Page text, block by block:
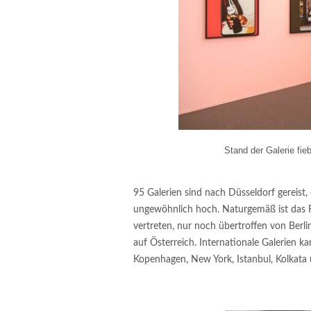
Stand der Galerie
95 Galerien sind nach Düsseldorf
ungewöhnlich hoch. Naturgemäß ist das
vertreten, nur noch übertroffen von
auf Österreich. Internationale Galerien
Kopenhagen, New York, Istanbul, Kolkata